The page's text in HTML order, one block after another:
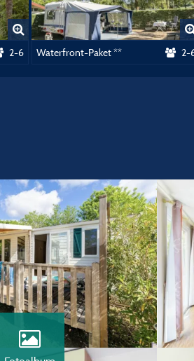
2-6 Waterfront-Paket ** 2-